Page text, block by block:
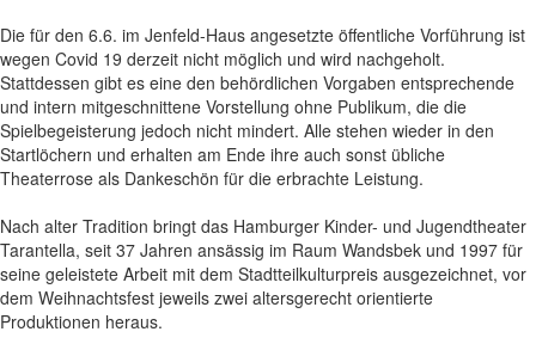
Die für den 6.6. im Jenfeld-Haus angesetzte öffentliche Vorführung ist
wegen Covid 19 derzeit nicht möglich und wird nachgeholt.
Stattdessen gibt es eine den behördlichen Vorgaben entsprechende
und intern mitgeschnittene Vorstellung ohne Publikum, die die
Spielbegeisterung jedoch nicht mindert. Alle stehen wieder in den
Startlöchern und erhalten am Ende ihre auch sonst übliche
Theaterrose als Dankeschön für die erbrachte Leistung.
Nach alter Tradition bringt das Hamburger Kinder- und Jugendtheater
Tarantella, seit 37 Jahren ansässig im Raum Wandsbek und 1997 für
seine geleistete Arbeit mit dem Stadtteilkulturpreis ausgezeichnet, vor
dem Weihnachtsfest jeweils zwei altersgerecht orientierte
Produktionen heraus.